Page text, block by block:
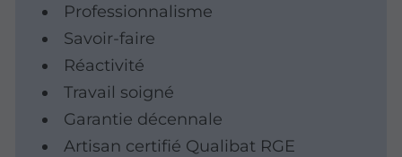
Professionnalisme
Savoir-faire
Réactivité
Travail soigné
Garantie décennale
Artisan certifié Qualibat RGE